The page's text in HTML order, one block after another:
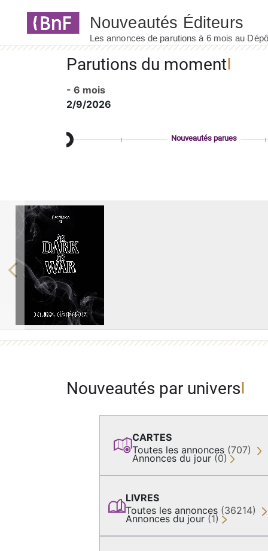
Parutions du moment
- 6 mois
2/9/2026
Nouveautés parues
Previous
Nouveautés par univers
CARTES
Toutes les annonces (707)
Annonces du jour (0)
LIVRES
Toutes les annonces (36214)
Annonces du jour (1)